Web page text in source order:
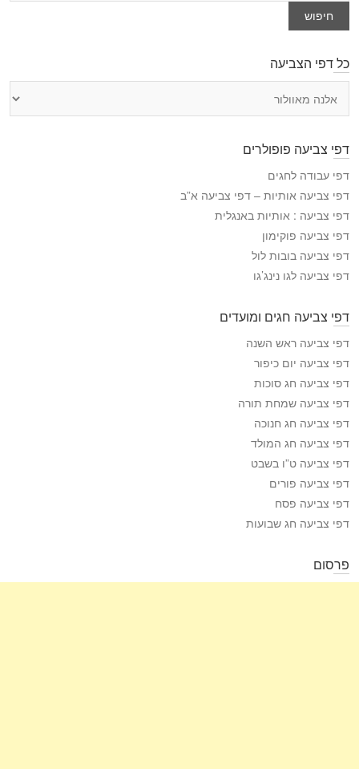
חיפוש
כל דפי הצביעה
י
ה
צ
י
ע
ה
דפי צביעה פופולרים
דפי עבודה לחגים
דפי צביעה אותיות – דפי צביעה א”ב
דפי צביעה : אותיות באנגלית
דפי צביעה פוקימון
דפי צביעה בובות לול
דפי צביעה לגו נינג’גו
דפי צביעה חגים ומועדים
דפי צביעה ראש השנה
דפי צביעה יום כיפור
דפי צביעה חג סוכות
דפי צביעה שמחת תורה
דפי צביעה חג חנוכה
דפי צביעה חג המולד
דפי צביעה ט”ו בשבט
דפי צביעה פורים
דפי צביעה פסח
דפי צביעה חג שבועות
פרסום